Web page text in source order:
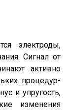
электроды,
Сигнал от
активно
процедур-
и упругость,
изменения